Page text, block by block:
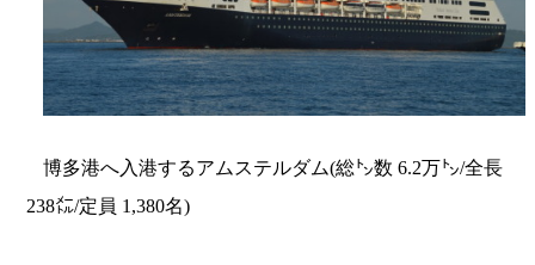
博多港へ入港するアムステルダム(総㌧数 6.2万㌧/全長
238㍍/定員 1,380名)